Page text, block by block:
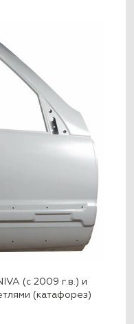
(с 2009 г.в.) и
(катафорез)